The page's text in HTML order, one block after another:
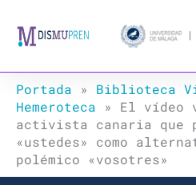
Portada » Biblioteca
Hemeroteca » El vídeo
activista canaria que
«ustedes» como
polémico «vosotres»